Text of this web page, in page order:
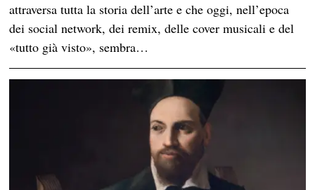
attraversa tutta la storia dell’arte e che oggi, nell’epoca
dei social network, dei remix, delle cover musicali e del
«tutto già visto», sembra…